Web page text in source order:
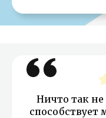
Ничто так
способствует